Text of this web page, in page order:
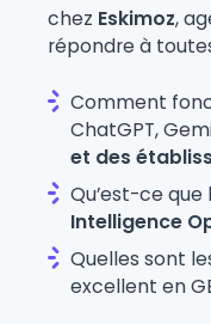
chez Eskimoz,
répondre à
Comment
ChatGPT,
et des
Qu’est-ce que
Intelligence
Quelles sont
excellent en